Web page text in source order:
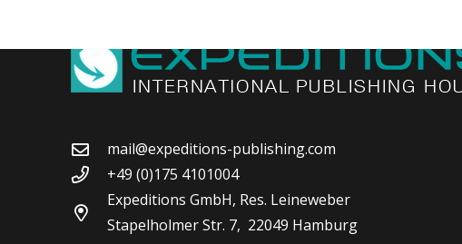
mail@expeditions-publishing.com
+49 (0)175 4101004
Expeditions GmbH, Res. Leineweber
Stapelholmer Str. 7, 22049 Hamburg